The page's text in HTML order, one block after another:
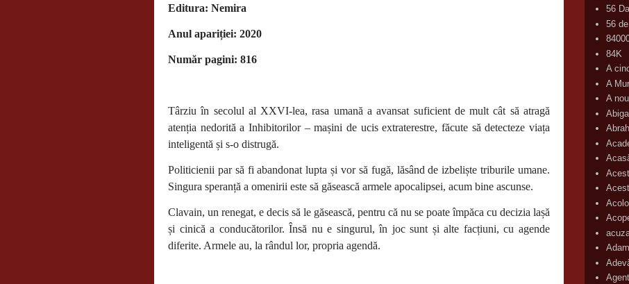
Editura: Nemira
Anul apariției: 2020
Număr pagini: 816
Târziu în secolul al XXVI-lea, rasa umană a avansat suficient de mult cât să atragă
atenția nedorită a Inhibitorilor – mașini de ucis extraterestre, făcute să detecteze viața
inteligentă și s-o distrugă.
Politicienii par să fi abandonat lupta și vor să fugă, lăsând de izbeliște triburile umane.
Singura speranță a omenirii este să găsească armele apocalipsei, acum bine ascunse.
Clavain, un renegat, e decis să le găsească, pentru că nu se poate împăca cu decizia lașă
și cinică a conducătorilor. Însă nu e singurul, în joc sunt și alte facțiuni, cu agende
diferite. Armele au, la rândul lor, propria agendă.
56
56
84K
A
A
A